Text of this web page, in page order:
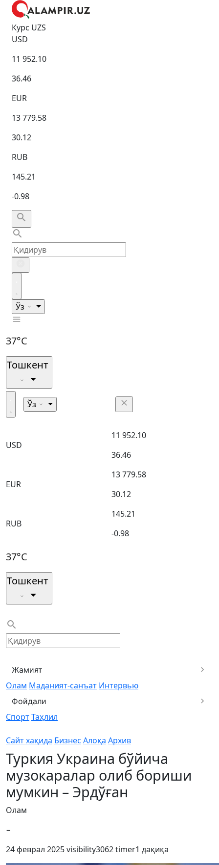
Курс UZS
USD
11 952.10
36.46
EUR
13 779.58
30.12
RUB
145.21
-0.98
Ўз
37°C
Тошкент
Ўз
USD
11 952.10
36.46
EUR
13 779.58
30.12
RUB
145.21
-0.98
37°C
Тошкент
Жамият
Олам Маданият-санъат Интервью
Фойдали
СпортТаҳлил
Сайт хақида Бизнес Алоқа Архив
Туркия Украина бўйича
музокаралар олиб бориши
мумкин – Эрдўған
Олам
−
24 феврал 2025visibility3062timer1 дақиқа